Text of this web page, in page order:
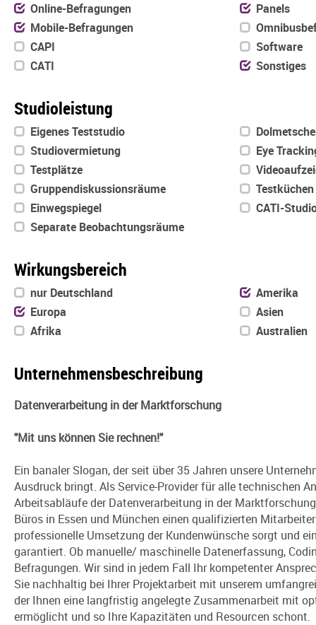
Online-Befragungen
Mobile-Befragungen
CAPI
CATI
Panels
Software
Sonstiges
Studioleistung
Eigenes Teststudio
Studiovermietung
Testplätze
Gruppendiskussionsräume
Einwegspiegel
Separate Beobachtungsräume
Eye
Testküchen
CATI-
Wirkungsbereich
nur Deutschland
Europa
Afrika
Amerika
Asien
Australien
Unternehmensbeschreibung
Datenverarbeitung in der Marktforschung
"Mit uns können Sie rechnen!"
Ein banaler Slogan, der seit über 35 Jahren unsere
Ausdruck bringt. Als Service-Provider für alle technischen
Arbeitsabläufe der Datenverarbeitung in der
Büros in Essen und München einen qualifizierten
professionelle Umsetzung der Kundenwünsche sorgt und
garantiert. Ob manuelle/ maschinelle Datenerfassung,
Befragungen. Wir sind in jedem Fall Ihr kompetenter
Sie nachhaltig bei Ihrer Projektarbeit mit unserem
der Ihnen eine langfristig angelegte Zusammenarbeit mit
ermöglicht und so Ihre Kapazitäten und Resourcen schont.